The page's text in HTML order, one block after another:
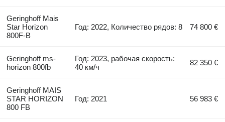
Geringhoff Mais
Star Horizon
800F-B
Год: 2022, Количество рядов: 8 74 800 €
Geringhoff ms-
horizon 800fb
Год: 2023, рабочая скорость:
40 км/ч
82 350 €
Geringhoff MAIS
STAR HORIZON
800 FB
Год: 2021 56 983 €